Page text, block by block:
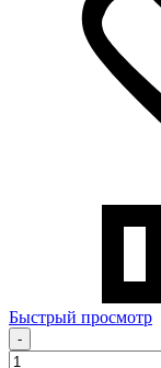
Быстрый просмотр
-